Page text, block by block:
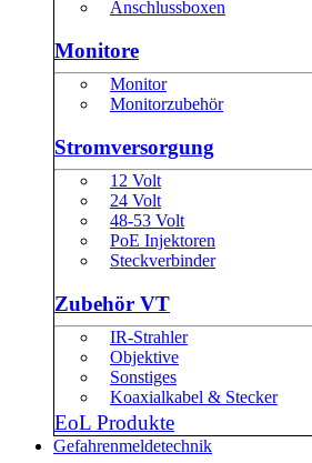
Anschlussboxen
Monitore
Monitor
Monitorzubehör
Stromversorgung
12 Volt
24 Volt
48-53 Volt
PoE Injektoren
Steckverbinder
Zubehör VT
IR-Strahler
Objektive
Sonstiges
Koaxialkabel & Stecker
EoL Produkte
Gefahrenmeldetechnik